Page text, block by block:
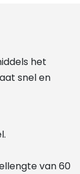
het
snel en
van 60